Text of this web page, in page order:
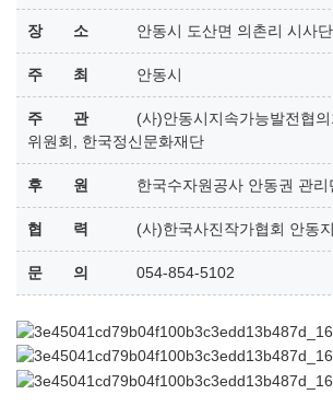
장 소 안동시 도산면 의촌리 시사
주 최 안동시
주 관
(사)안동시지속가능발전협
위원회, 한국정신문화재단
후 원 한국수자원공사 안동권 관리
협 력 (사)한국사진작가협회 안동
문 의 054-854-5102